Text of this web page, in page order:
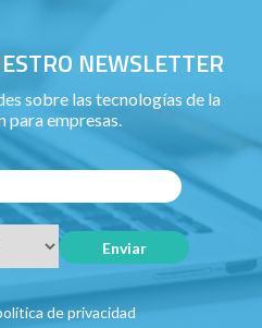
NEWSLETTER
sobre las tecnologías de la
para empresas.
de privacidad